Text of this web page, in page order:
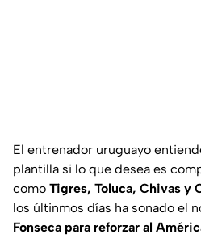
El entrenador uruguayo
plantilla si lo que desea es
como Tigres, Toluca, Chivas y
los últinmos días ha sonado el
Fonseca para reforzar al